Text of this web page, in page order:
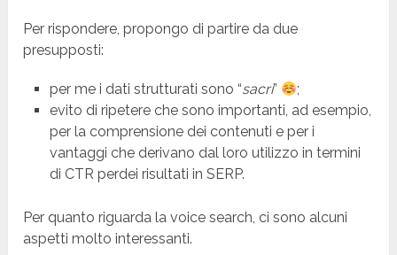
Per rispondere, propongo di partire da due
presupposti:
per me i dati strutturati sono “sacri”
;
evito di ripetere che sono importanti, ad esempio,
per la comprensione dei contenuti e per i
vantaggi che derivano dal loro utilizzo in termini
di CTR perdei risultati in SERP.
Per quanto riguarda la voice search, ci sono alcuni
aspetti molto interessanti.